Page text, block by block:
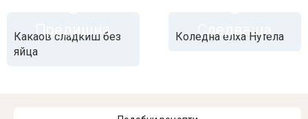
Предишна
Какаов сладкиш без
яйца
Следваща
Коледна елха Нутела